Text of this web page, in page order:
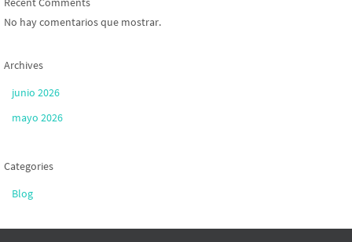
No hay comentarios que mostrar.
Archives
junio 2026
mayo 2026
Categories
Blog